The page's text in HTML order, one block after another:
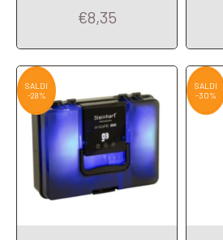
€8,35
SALDI
-28%
SALDI
-30%